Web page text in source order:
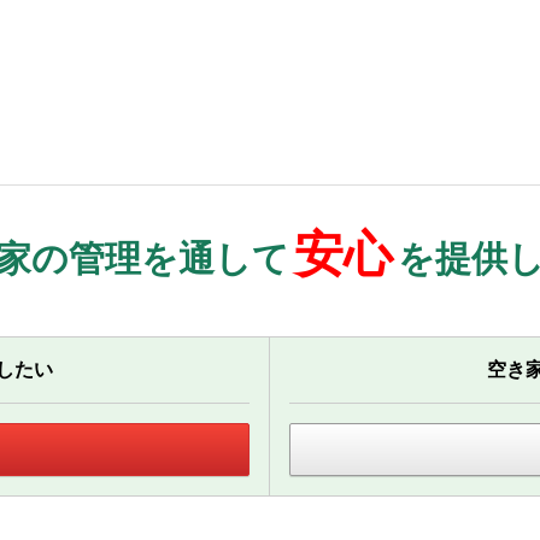
の管理を通して安心を提供
たい 空き